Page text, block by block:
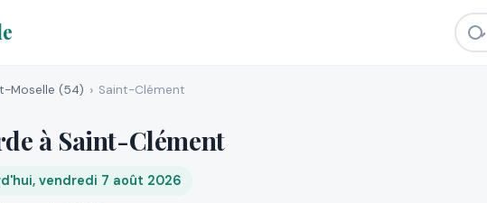
Moselle (54) Saint-Clément
à Saint-Clément
vendredi 7 août 2026